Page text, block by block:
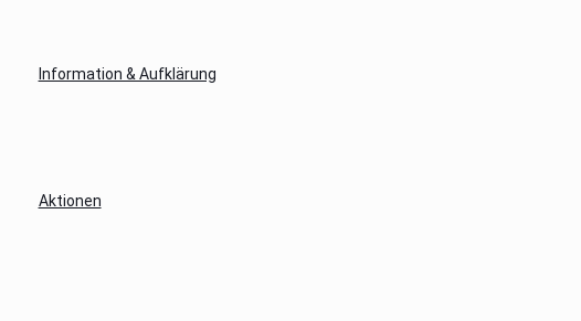
Information & Aufklärung
Aktionen